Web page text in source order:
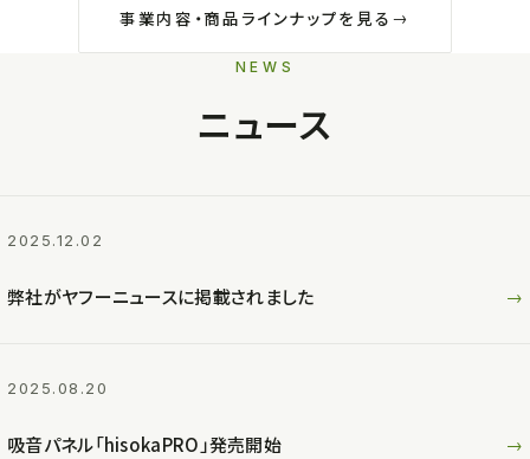
事業内容・商品ラインナップを見る
NEWS
ニュース
2025.12.02
弊社がヤフーニュースに掲載されました →
2025.08.20
吸音パネル「hisokaPRO」発売開始 →